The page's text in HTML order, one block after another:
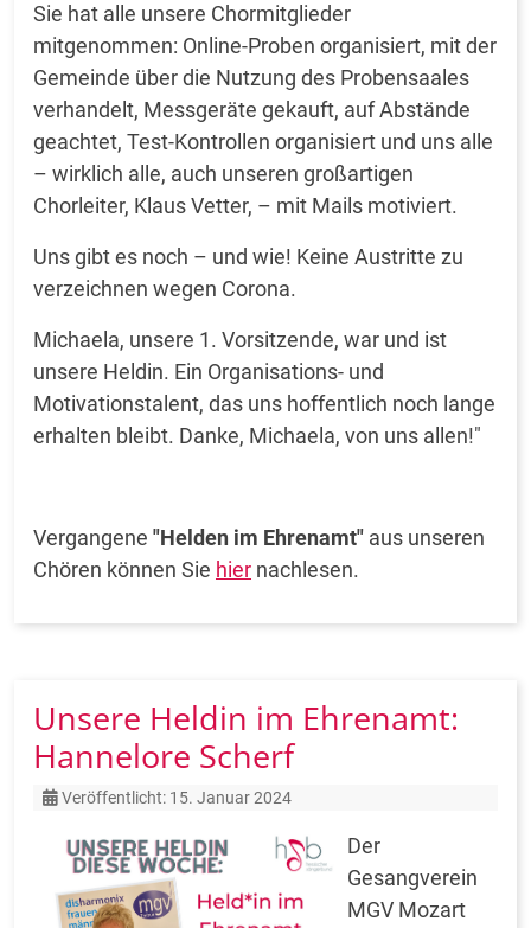
Sie hat alle unsere Chormitglieder
mitgenommen: Online-Proben organisiert, mit der
Gemeinde über die Nutzung des Probensaales
verhandelt, Messgeräte gekauft, auf Abstände
geachtet, Test-Kontrollen organisiert und uns alle
– wirklich alle, auch unseren großartigen
Chorleiter, Klaus Vetter, – mit Mails motiviert.
Uns gibt es noch – und wie! Keine Austritte zu
verzeichnen wegen Corona.
Michaela, unsere 1. Vorsitzende, war und ist
unsere Heldin. Ein Organisations- und
Motivationstalent, das uns hoffentlich noch lange
erhalten bleibt. Danke, Michaela, von uns allen!"
Vergangene "Helden im Ehrenamt" aus unseren
Chören können Sie hier nachlesen.
Unsere Heldin im Ehrenamt:
Hannelore Scherf
Details
Veröffentlicht: 15. Januar 2024
Der
Gesangverein
MGV Mozart